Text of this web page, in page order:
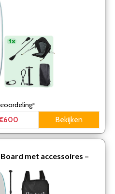
…
*
Bekijken
met accessoires –